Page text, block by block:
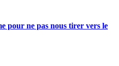
pour ne pas nous tirer vers le